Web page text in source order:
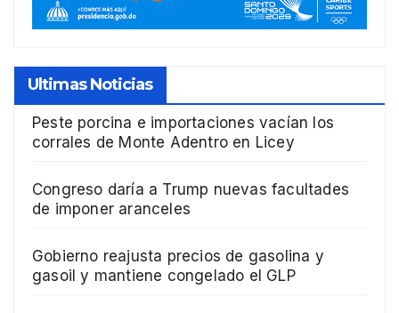
Ultimas Noticias
Peste porcina e importaciones vacían los
corrales de Monte Adentro en Licey
Congreso daría a Trump nuevas facultades
de imponer aranceles
Gobierno reajusta precios de gasolina y
gasoil y mantiene congelado el GLP